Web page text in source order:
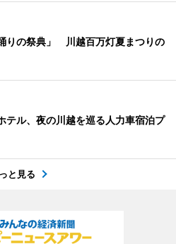
りの祭典」 川越百万灯夏まつりの
テル、夜の川越を巡る人力車宿泊プ
と見る